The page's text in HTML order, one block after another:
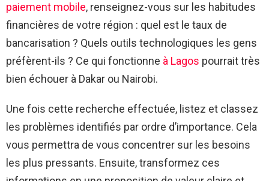
paiement mobile, renseignez-vous sur les habitudes
financières de votre région : quel est le taux de
bancarisation ? Quels outils technologiques les gens
préfèrent-ils ? Ce qui fonctionne à Lagos pourrait très
bien échouer à Dakar ou Nairobi.
Une fois cette recherche effectuée, listez et classez
les problèmes identifiés par ordre d’importance. Cela
vous permettra de vous concentrer sur les besoins
les plus pressants. Ensuite, transformez ces